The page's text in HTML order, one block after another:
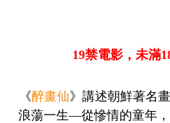
19禁電影，未滿
《醉畫仙》講述朝鮮著名
浪蕩一生—從慘情的童年